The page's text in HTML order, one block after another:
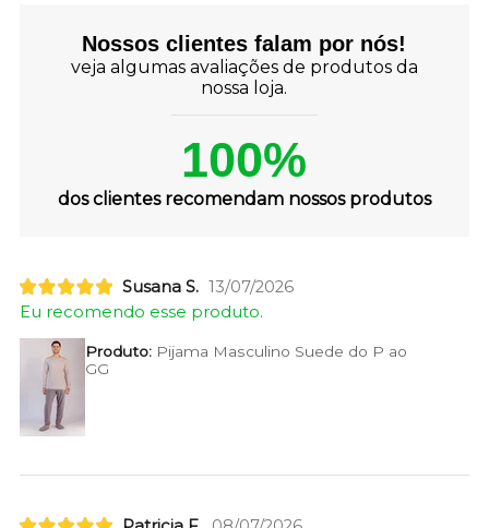
Nossos clientes falam por nós!
veja algumas avaliações de produtos da
nossa loja.
100%
dos clientes recomendam nossos produtos
Susana S. 13/07/2026
Eu recomendo esse produto.
Produto:Pijama Masculino Suede do P ao
GG